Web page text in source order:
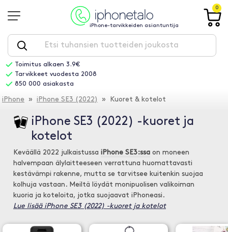
iPhone-tarvikkeiden asiantuntija
0
Toimitus alkaen 3.9€
Tarvikkeet vuodesta 2008
850 000 asiakasta
iPhone » iPhone SE3 (2022) » Kuoret & kotelot
iPhone SE3 (2022) -kuoret ja
kotelot
Keväällä 2022 julkaistussa iPhone SE3:ssa on moneen
halvempaan älylaitteeseen verrattuna huomattavasti
kestävämpi rakenne, mutta se tarvitsee kuitenkin suojaa
kolhuja vastaan. Meiltä löydät monipuolisen valikoiman
kuoria ja koteloita, jotka suojaavat iPhoneasi.
Lue lisää iPhone SE3 (2022) -kuoret ja kotelot